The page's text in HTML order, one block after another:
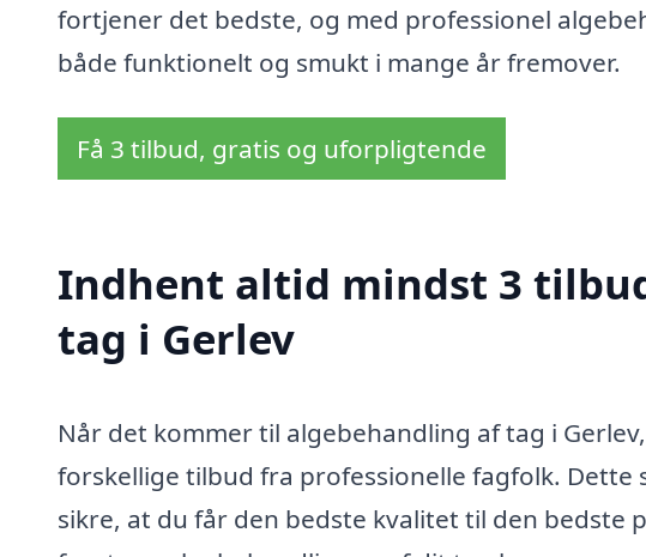
fortjener det bedste, og med professionel
både funktionelt og smukt i mange år fremover.
Få 3 tilbud, gratis og uforpligtende
Indhent altid mindst 3
tag i Gerlev
Når det kommer til algebehandling af tag i
forskellige tilbud fra professionelle fagfolk.
sikre, at du får den bedste kvalitet til den